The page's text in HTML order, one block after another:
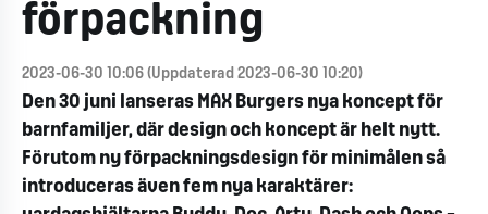
förpackning
2023-06-30 10:06 (Uppdaterad 2023-06-30 10:20)
Den 30 juni lanseras MAX Burgers nya koncept för
barnfamiljer, där design och koncept är helt nytt.
Förutom ny förpackningsdesign för minimålen så
introduceras även fem nya karaktärer: